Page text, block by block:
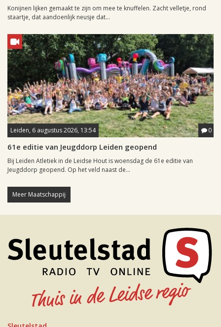
Konijnen lijken gemaakt te zijn om mee te knuffelen. Zacht velletje, rond
staartje, dat aandoenlijk neusje dat...
Leiden, 6 augustus 2026, 13:54 0
61e editie van Jeugddorp Leiden geopend
Bij Leiden Atletiek in de Leidse Hout is woensdag de 61e editie van
Jeugddorp geopend. Op het veld naast de...
Meer Maatschappij